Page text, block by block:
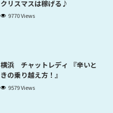
クリスマスは稼げる♪
9770 Views
横浜 チャットレディ 『辛いと
きの乗り越え方！』
9579 Views